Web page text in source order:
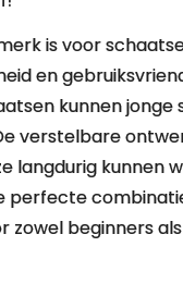
is voor
en
kunnen
verstelbare
kunnen
zowel beginners